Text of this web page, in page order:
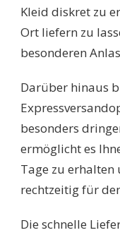
Kleid diskret zu
Ort liefern zu
besonderen
Darüber hinaus
besonders
ermöglicht es
Tage zu erhalten
rechtzeitig für
Die schnelle